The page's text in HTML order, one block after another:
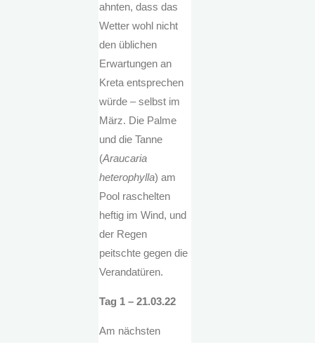
ahnten, dass das
Wetter wohl nicht
den üblichen
Erwartungen an
Kreta entsprechen
würde – selbst im
März. Die Palme
und die Tanne
(Araucaria
heterophylla) am
Pool raschelten
heftig im Wind, und
der Regen
peitschte gegen die
Verandatüren.
Tag 1 – 21.03.22
Am nächsten